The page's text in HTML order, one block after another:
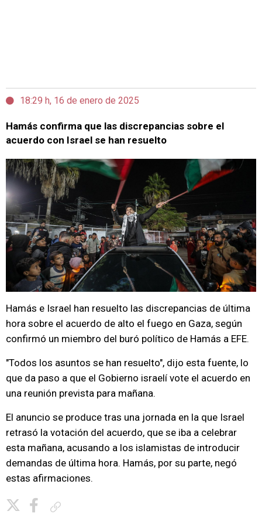
18:29 h, 16 de enero de 2025
Hamás confirma que las discrepancias sobre el
acuerdo con Israel se han resuelto
Hamás e Israel han resuelto las discrepancias de última
hora sobre el acuerdo de alto el fuego en Gaza, según
confirmó un miembro del buró político de Hamás a EFE.
"Todos los asuntos se han resuelto", dijo esta fuente, lo
que da paso a que el Gobierno israelí vote el acuerdo en
una reunión prevista para mañana.
El anuncio se produce tras una jornada en la que Israel
retrasó la votación del acuerdo, que se iba a celebrar
esta mañana, acusando a los islamistas de introducir
demandas de última hora. Hamás, por su parte, negó
estas afirmaciones.